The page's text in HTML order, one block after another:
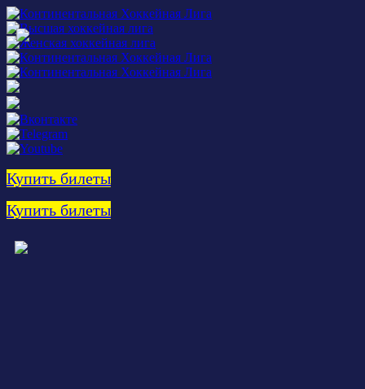
Купить билеты
Купить билеты